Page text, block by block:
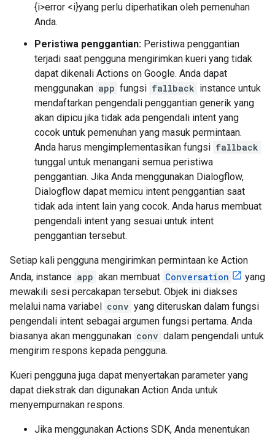
{i>error <i}yang perlu diperhatikan oleh pemenuhan
Anda.
Peristiwa penggantian: Peristiwa penggantian
terjadi saat pengguna mengirimkan kueri yang tidak
dapat dikenali Actions on Google. Anda dapat
menggunakan app fungsi fallback instance untuk
mendaftarkan pengendali penggantian generik yang
akan dipicu jika tidak ada pengendali intent yang
cocok untuk pemenuhan yang masuk permintaan.
Anda harus mengimplementasikan fungsi fallback
tunggal untuk menangani semua peristiwa
penggantian. Jika Anda menggunakan Dialogflow,
Dialogflow dapat memicu intent penggantian saat
tidak ada intent lain yang cocok. Anda harus membuat
pengendali intent yang sesuai untuk intent
penggantian tersebut.
Setiap kali pengguna mengirimkan permintaan ke Action
Anda, instance app akan membuat Conversation
yang
mewakili sesi percakapan tersebut. Objek ini diakses
melalui nama variabel conv yang diteruskan dalam fungsi
pengendali intent sebagai argumen fungsi pertama. Anda
biasanya akan menggunakan conv dalam pengendali untuk
mengirim respons kepada pengguna.
Kueri pengguna juga dapat menyertakan parameter yang
dapat diekstrak dan digunakan Action Anda untuk
menyempurnakan respons.
Jika menggunakan Actions SDK, Anda menentukan